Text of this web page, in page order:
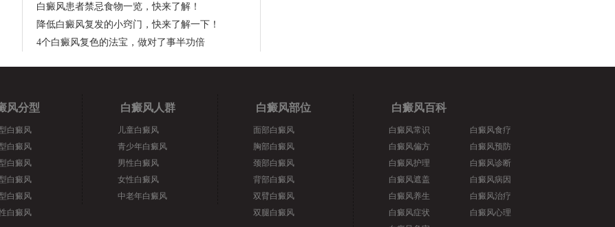
白癜风患者禁忌食物一览，快来了解！
降低白癜风复发的小窍门，快来了解一下！
4个白癜风复色的法宝，做对了事半功倍
风分型
白癜风
白癜风
白癜风
白癜风
白癜风
白癜风
白癜风人群
儿童白癜风
青少年白癜风
男性白癜风
女性白癜风
中老年白癜风
白癜风部位
面部白癜风
胸部白癜风
颈部白癜风
背部白癜风
双臂白癜风
双腿白癜风
白癜风百科
白癜风常识
白癜风偏方
白癜风护理
白癜风遮盖
白癜风养生
白癜风症状
白癜风食疗
白癜风预防
白癜风诊断
白癜风病因
白癜风治疗
白癜风心理